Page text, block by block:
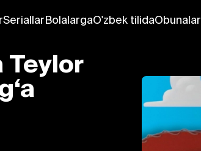
SeriallarBolalargaO'zbek tilidaObunalar
Teylor